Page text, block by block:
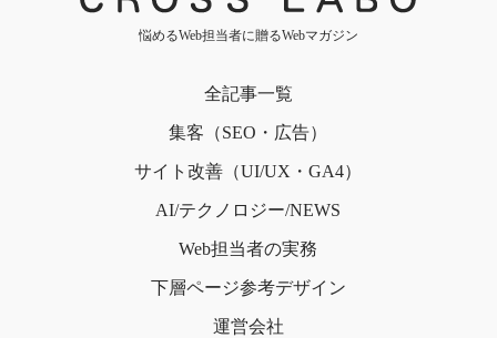
悩めるWeb担当者に贈るWebマガジン
全記事一覧
集客（SEO・広告）
サイト改善（UI/UX・GA4）
AI/テクノロジー/NEWS
Web担当者の実務
下層ページ参考デザイン
運営会社